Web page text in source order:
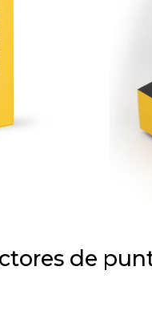
de